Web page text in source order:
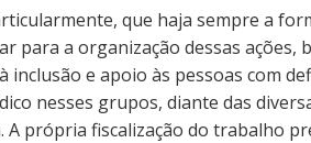
que haja sempre a
para a organização dessas ações,
inclusão e apoio às pessoas com
nesses grupos, diante das
A própria fiscalização do trabalho